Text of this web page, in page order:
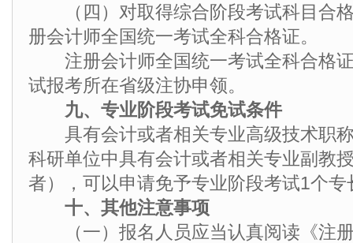
（四）对取得综合阶段考试科目合格
册会计师全国统一考试全科合格证。
注册会计师全国统一考试全科合格证
试报考所在省级注协申领。
九、专业阶段考试免试条件
具有会计或者相关专业高级技术职称
科研单位中具有会计或者相关专业副教
者），可以申请免予专业阶段考试1个
十、其他注意事项
（一）报名人员应当认真阅读《注册